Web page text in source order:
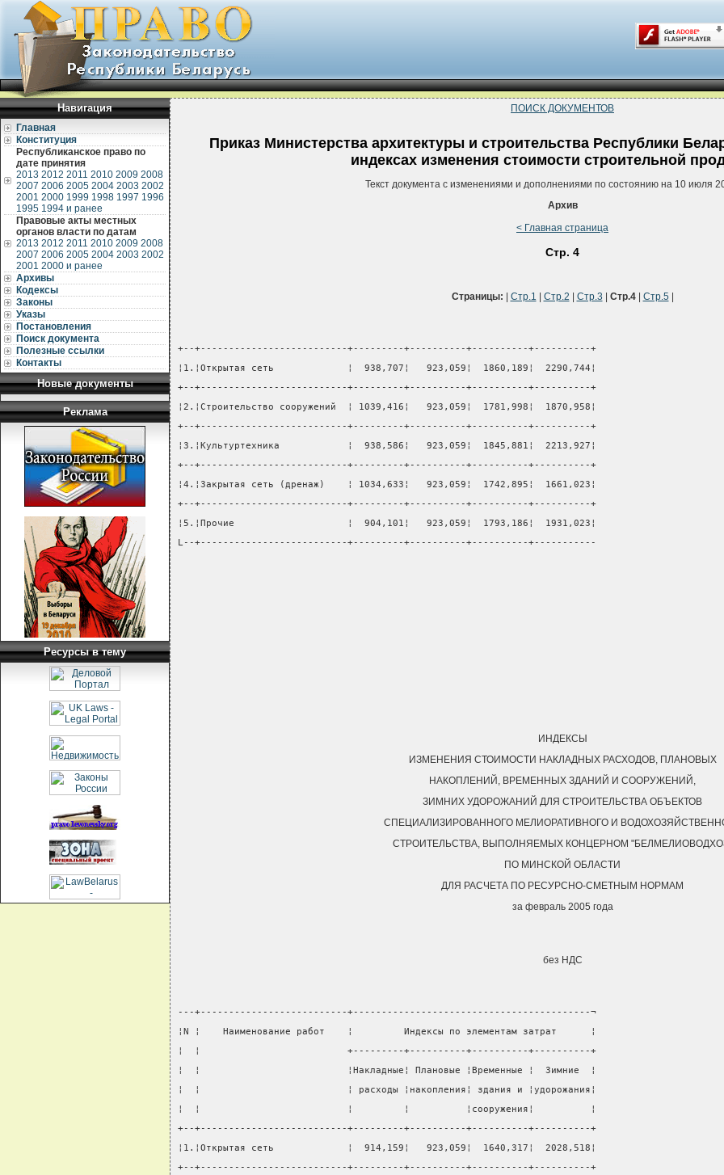
Навигация
Главная
Конституция
Республиканское право по
дате принятия
2013 2012 2011 2010 2009 2008
2007 2006 2005 2004 2003 2002
2001 2000 1999 1998 1997 1996
1995 1994 и ранее
Правовые акты местных
органов власти по датам
2013 2012 2011 2010 2009 2008
2007 2006 2005 2004 2003 2002
2001 2000 и ранее
Архивы
Кодексы
Законы
Указы
Постановления
Поиск документа
Полезные ссылки
Контакты
Новые документы
Реклама
Ресурсы в тему
ПОИСК ДОКУМЕНТОВ
Приказ Министерства архитектуры и строительства Республики
индексах изменения стоимости строительной
Текст документа с изменениями и дополнениями по состоянию на 10 июля
Архив
< Главная страница
Стр. 4
Страницы: Стр.1 Стр.2 Стр.3 Стр.4| Стр.5|
+--+--------------------------+---------+----------+----------+----------+
¦1.¦Открытая сеть             ¦  938,707¦   923,059¦  1860,189¦  2290,744¦
+--+--------------------------+---------+----------+----------+----------+
¦2.¦Строительство сооружений  ¦ 1039,416¦   923,059¦  1781,998¦  1870,958¦
+--+--------------------------+---------+----------+----------+----------+
¦3.¦Культуртехника            ¦  938,586¦   923,059¦  1845,881¦  2213,927¦
+--+--------------------------+---------+----------+----------+----------+
¦4.¦Закрытая сеть (дренаж)    ¦ 1034,633¦   923,059¦  1742,895¦  1661,023¦
+--+--------------------------+---------+----------+----------+----------+
¦5.¦Прочие                    ¦  904,101¦   923,059¦  1793,186¦  1931,023¦
L--+--------------------------+---------+----------+----------+-----------
ИНДЕКСЫ
ИЗМЕНЕНИЯ СТОИМОСТИ НАКЛАДНЫХ РАСХОДОВ, ПЛАНОВЫХ
НАКОПЛЕНИЙ, ВРЕМЕННЫХ ЗДАНИЙ И СООРУЖЕНИЙ,
ЗИМНИХ УДОРОЖАНИЙ ДЛЯ СТРОИТЕЛЬСТВА ОБЪЕКТОВ
СПЕЦИАЛИЗИРОВАННОГО МЕЛИОРАТИВНОГО И
СТРОИТЕЛЬСТВА, ВЫПОЛНЯЕМЫХ КОНЦЕРНОМ
ПО МИНСКОЙ ОБЛАСТИ
ДЛЯ РАСЧЕТА ПО РЕСУРСНО-СМЕТНЫМ НОРМАМ
за февраль 2005 года
без НДС
---+--------------------------+------------------------------------------¬
¦N ¦    Наименование работ    ¦         Индексы по элементам затрат      ¦
¦  ¦                          +---------+----------+----------+----------+
¦  ¦                          ¦Накладные¦ Плановые ¦Временные ¦  Зимние  ¦
¦  ¦                          ¦ расходы ¦накопления¦ здания и ¦удорожания¦
¦  ¦                          ¦         ¦          ¦сооружения¦          ¦
+--+--------------------------+---------+----------+----------+----------+
¦1.¦Открытая сеть             ¦  914,159¦   923,059¦  1640,317¦  2028,518¦
+--+--------------------------+---------+----------+----------+----------+